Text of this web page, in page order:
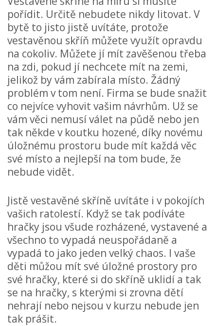
pořídit. Určitě nebudete nikdy litovat. V
bytě to jisto jistě uvítáte, protože
vestavěnou skříň můžete využít opravdu
na cokoliv. Můžete jí mít zavěšenou třeba
na zdi, pokud jí nechcete mít na zemi,
jelikož by vám zabírala místo. Žádný
problém v tom není. Firma se bude snažit
co nejvíce vyhovit vašim návrhům. Už se
vám věci nemusí válet na půdě nebo jen
tak někde v koutku hozené, díky novému
úložnému prostoru bude mít každá věc
své místo a nejlepší na tom bude, že
nebude vidět.
Jistě vestavěné skříně uvítáte i v pokojích
vašich ratolestí. Když se tak podíváte
hračky jsou všude rozházené, vystavené a
všechno to vypadá neuspořádaně a
vypadá to jako jeden velký chaos. I vaše
děti můžou mít své úložné prostory pro
své hračky, které si do skříně uklidí a tak
se na hračky, s kterými si zrovna dětí
nehrají nebo nejsou v kurzu nebude jen
tak prášit.